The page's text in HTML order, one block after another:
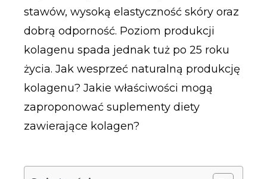
stawów, wysoką elastyczność skóry oraz
dobrą odporność. Poziom produkcji
kolagenu spada jednak tuż po 25 roku
życia. Jak wesprzeć naturalną produkcję
kolagenu? Jakie właściwości mogą
zaproponować suplementy diety
zawierające kolagen?